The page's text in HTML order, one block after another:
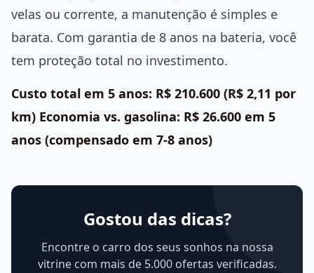
velas ou corrente, a manutenção é simples e
barata. Com garantia de 8 anos na bateria, você
tem proteção total no investimento.
Custo total em 5 anos: R$ 210.600 (R$ 2,11 por
km) Economia vs. gasolina: R$ 26.600 em 5
anos (compensado em 7-8 anos)
Gostou das dicas?
Encontre o carro dos seus sonhos na nossa
vitrine com mais de 5.000 ofertas verificadas.